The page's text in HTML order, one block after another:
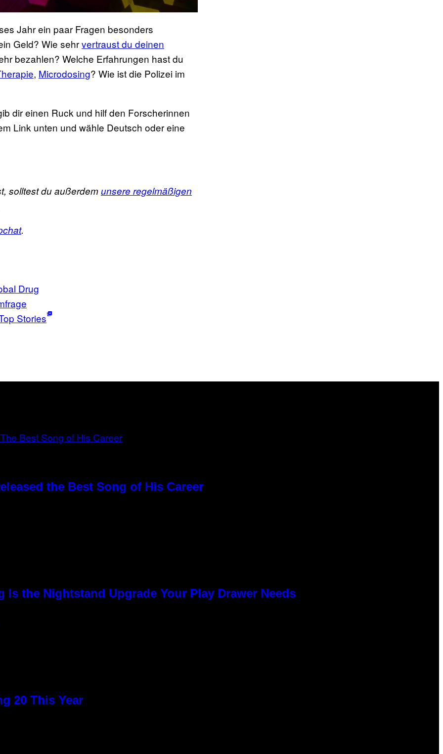
Jahr ein paar Fragen besonders
Geld? Wie sehrvertraust du deinen
bezahlen? Welche Erfahrungen hast du
, Microdosing? Wie ist die Polizei im
dir einen Ruck und hilf den Forscherinnen
Link unten und wähle Deutsch oder eine
solltest du außerdemunsere regelmäßigen
.
Drug
Stories
the Best Song of His Career
Is the Nightstand Upgrade Your Play Drawer Needs
20 This Year